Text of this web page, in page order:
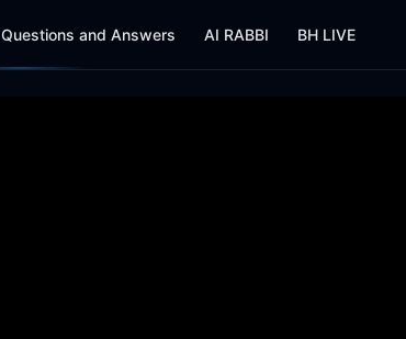
Questions and Answers AI RABBI BH LIVE